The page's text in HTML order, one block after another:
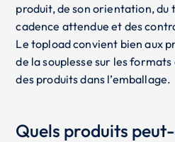
produit, de son orientation, du
cadence attendue et des
Le topload convient bien aux
de la souplesse sur les
des produits dans l’emballage.
Quels produits